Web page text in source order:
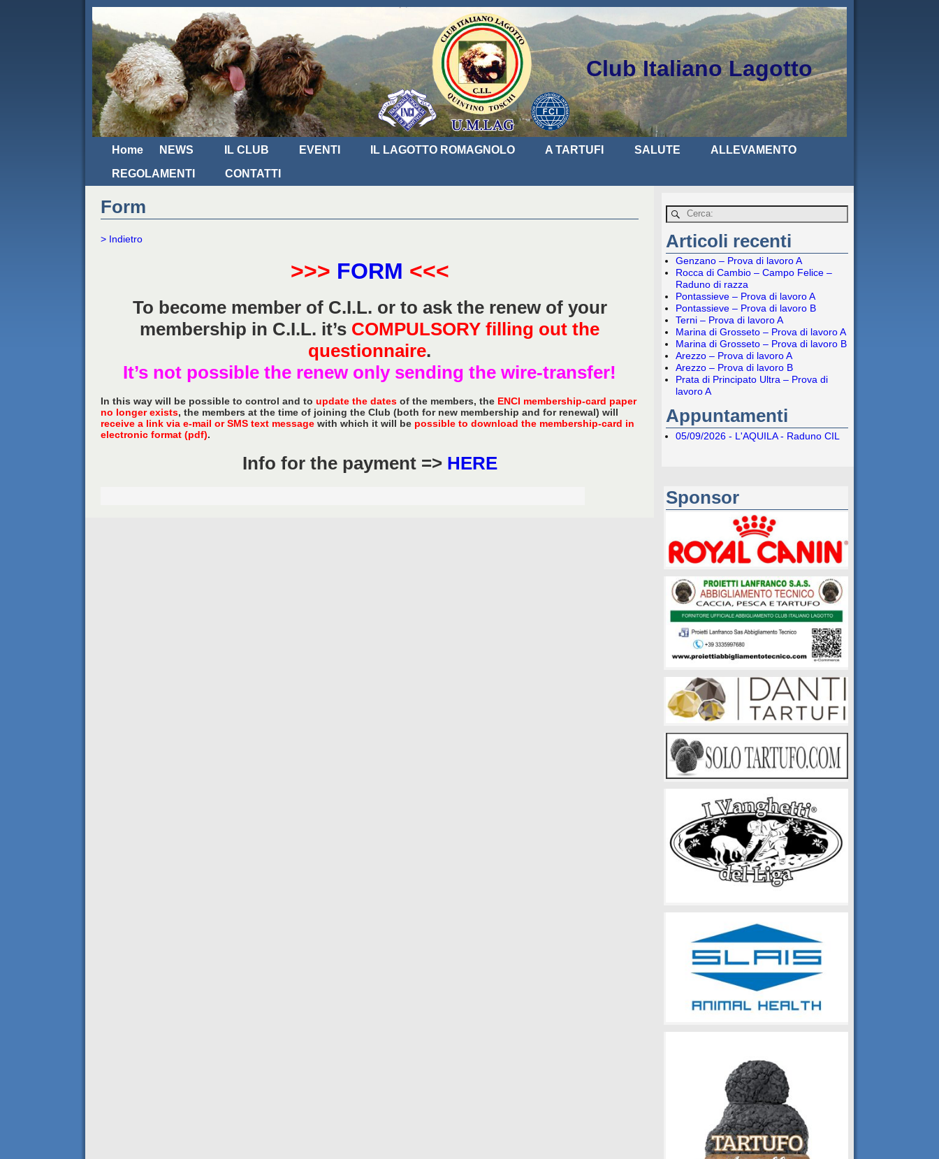
Club Italiano Lagotto
Home NEWS IL CLUB EVENTI IL LAGOTTO ROMAGNOLO A TARTUFI SALUTE
ALLEVAMENTO
REGOLAMENTI
CONTATTI
Form
> Indietro
>>> FORM <<<
To become member of C.I.L. or to ask the renew of your
membership in C.I.L. it’s COMPULSORY filling out the
questionnaire.
It’s not possible the renew only sending the wire-transfer!
In this way will be possible to control and to update the dates of the members, the ENCI membership-card paper
no longer exists, the members at the time of joining the Club (both for new membership and for renewal) will
receive a link via e-mail or SMS text message with which it will be possible to download the membership-card in
electronic format (pdf).
Info for the payment => HERE
Articoli recenti
Genzano – Prova di lavoro A
Rocca di Cambio – Campo Felice –
Raduno di razza
Pontassieve – Prova di lavoro A
Pontassieve – Prova di lavoro B
Terni – Prova di lavoro A
Marina di Grosseto – Prova di lavoro A
Marina di Grosseto – Prova di lavoro B
Arezzo – Prova di lavoro A
Arezzo – Prova di lavoro B
Prata di Principato Ultra – Prova di
lavoro A
Appuntamenti
05/09/2026 - L'AQUILA - Raduno CIL
Sponsor